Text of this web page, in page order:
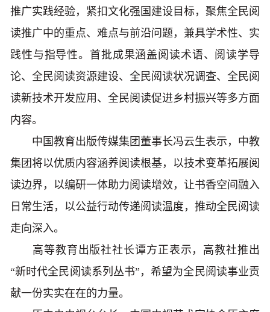
推广实践经验，紧扣文化强国建设目标，聚焦全民阅
读推广中的重点、难点与前沿问题，兼具学术性、实
践性与指导性。首批成果涵盖阅读术语、阅读学导
论、全民阅读资源建设、全民阅读状况调查、全民阅
读新技术开发应用、全民阅读促进乡村振兴等多方面
内容。
中国教育出版传媒集团董事长冯云生表示，中教
集团将以优质内容涵养阅读根基，以技术变革拓展阅
读边界，以编研一体助力阅读增效，让书香空间融入
日常生活，以公益行动传递阅读温度，推动全民阅读
走向深入。
高等教育出版社社长谭方正表示，高教社推出
“新时代全民阅读系列丛书”，希望为全民阅读事业贡
献一份实实在在的力量。